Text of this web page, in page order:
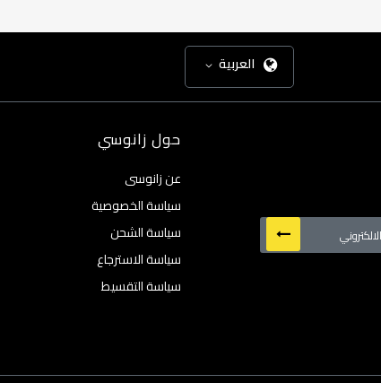
العربية
حول زانوسي
عن زانوسى
سياسة الخصوصية
سياسة الشحن
سياسة الاسترجاع
سياسة التقسيط